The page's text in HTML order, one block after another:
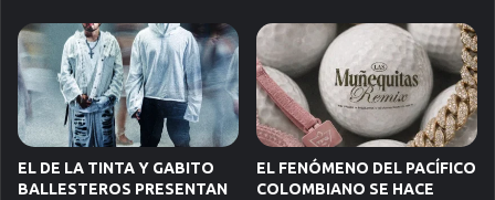
EL DE LA TINTA Y GABITO
BALLESTEROS PRESENTAN
EL FENÓMENO DEL PACÍFICO
COLOMBIANO SE HACE